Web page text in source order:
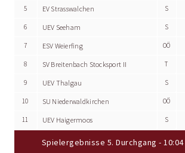
5 EV Strasswalchen S
6 UEV Seeham S
7 ESV Weierfing OÖ
8 SV Breitenbach Stocksport II T
9 UEV Thalgau S
10 SU Niederwaldkirchen OÖ
11 UEV Haigermoos S
Spielergebnisse 5. Durchgang - 10:04